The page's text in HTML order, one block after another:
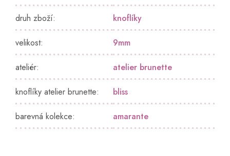
druh zboží: knoflíky
velikost: 9mm
ateliér: atelier brunette
knoflíky atelier brunette: bliss
barevná kolekce: amarante